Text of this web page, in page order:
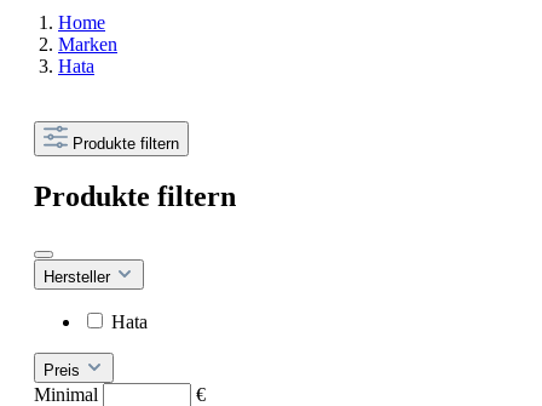
Home
Marken
Hata
Produkte filtern
Produkte filtern
Hersteller
Hata
Preis
Minimal
€